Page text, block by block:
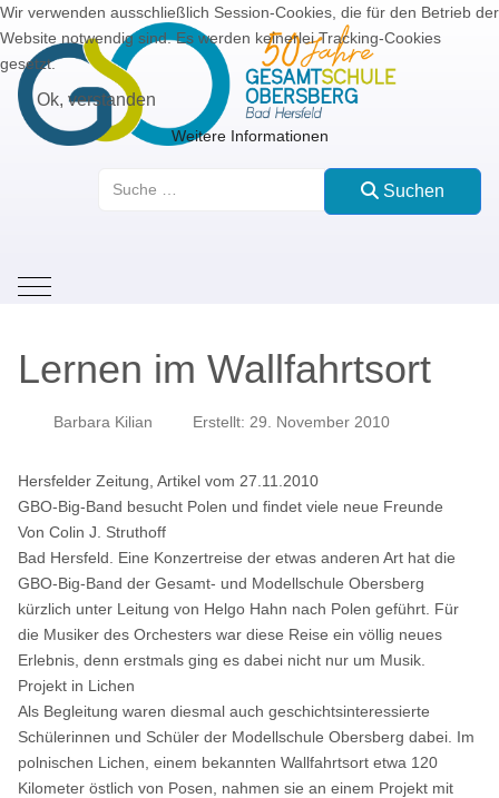
Suchen
Mobile Menu Toggle
Lernen im Wallfahrtsort
Barbara Kilian Erstellt: 29. November 2010
Hersfelder Zeitung, Artikel vom 27.11.2010
GBO-Big-Band besucht Polen und findet viele neue Freunde
Von Colin J. Struthoff
Bad Hersfeld. Eine Konzertreise der etwas anderen Art hat die
GBO-Big-Band der Gesamt- und Modellschule Obersberg
kürzlich unter Leitung von Helgo Hahn nach Polen geführt. Für
die Musiker des Orchesters war diese Reise ein völlig neues
Erlebnis, denn erstmals ging es dabei nicht nur um Musik.
Projekt in Lichen
Als Begleitung waren diesmal auch geschichtsinteressierte
Schülerinnen und Schüler der Modellschule Obersberg dabei. Im
polnischen Lichen, einem bekannten Wallfahrtsort etwa 120
Kilometer östlich von Posen, nahmen sie an einem Projekt mit
Wir verwenden ausschließlich Session-Cookies, die für den Betrieb der
Website notwendig sind. Es werden keinerlei Tracking-Cookies
gesetzt.
Ok, verstanden
Weitere Informationen